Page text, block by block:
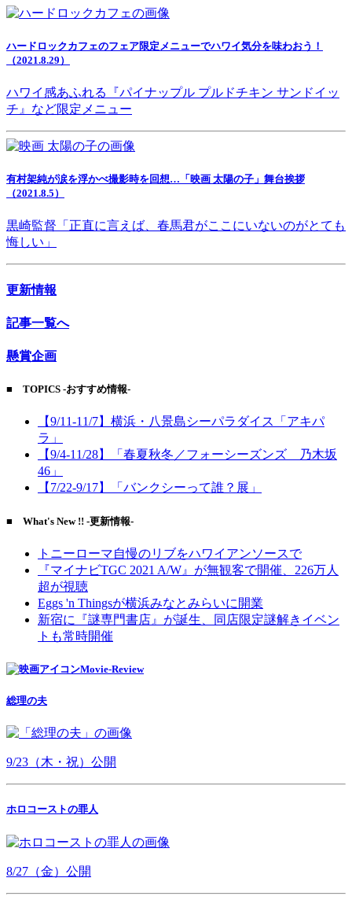
ハードロックカフェのフェア限定メニューでハワイ気分を味わおう！
（2021.8.29）
ハワイ感あふれる『パイナップル プルドチキン サンドイッ
チ』など限定メニュー
有村架純が涙を浮かべ撮影時を回想…「映画 太陽の子」舞台挨拶
（2021.8.5）
黒崎監督「正直に言えば、春馬君がここにいないのがとても
悔しい」
更新情報
記事一覧へ
懸賞企画
■ TOPICS -おすすめ情報-
【9/11-11/7】横浜・八景島シーパラダイス「アキパ
ラ」
【9/4-11/28】「春夏秋冬／フォーシーズンズ 乃木坂
46」
【7/22-9/17】「バンクシーって誰？展」
■ What's New !! -更新情報-
トニーローマ自慢のリブをハワイアンソースで
『マイナビTGC 2021 A/W』が無観客で開催、226万人
超が視聴
Eggs 'n Thingsが横浜みなとみらいに開業
新宿に『謎専門書店』が誕生、同店限定謎解きイベン
トも常時開催
Movie-Review
総理の夫
9/23（木・祝）公開
ホロコーストの罪人
8/27（金）公開